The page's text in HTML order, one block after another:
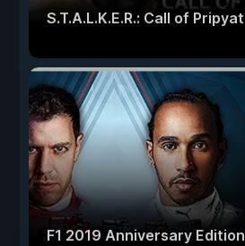
S.T.A.L.K.E.R.: Call of Pripyat
F1 2019 Anniversary Edition